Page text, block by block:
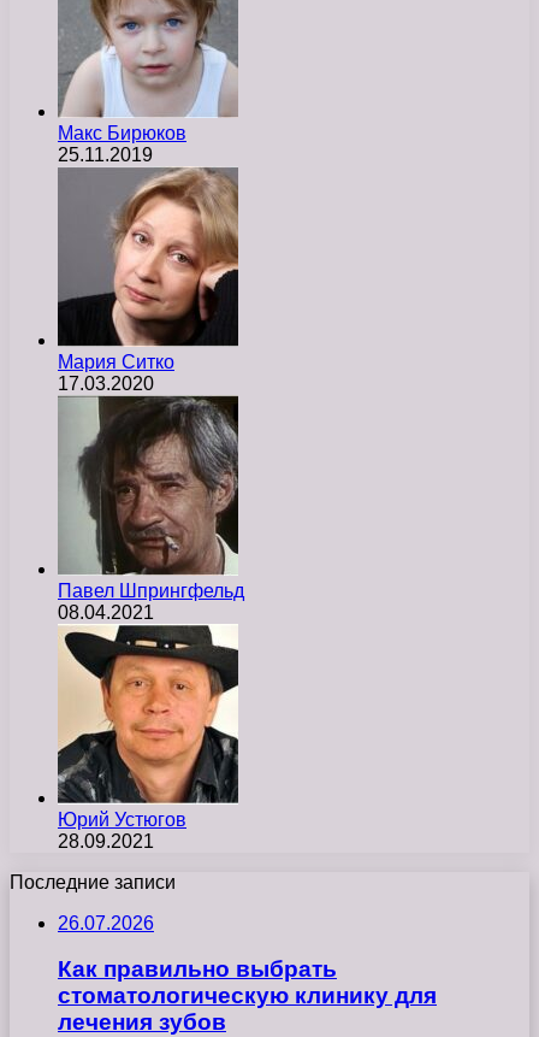
Макс Бирюков
25.11.2019
Мария Ситко
17.03.2020
Павел Шпрингфельд
08.04.2021
Юрий Устюгов
28.09.2021
Последние записи
26.07.2026
Как правильно выбрать
стоматологическую клинику для
лечения зубов